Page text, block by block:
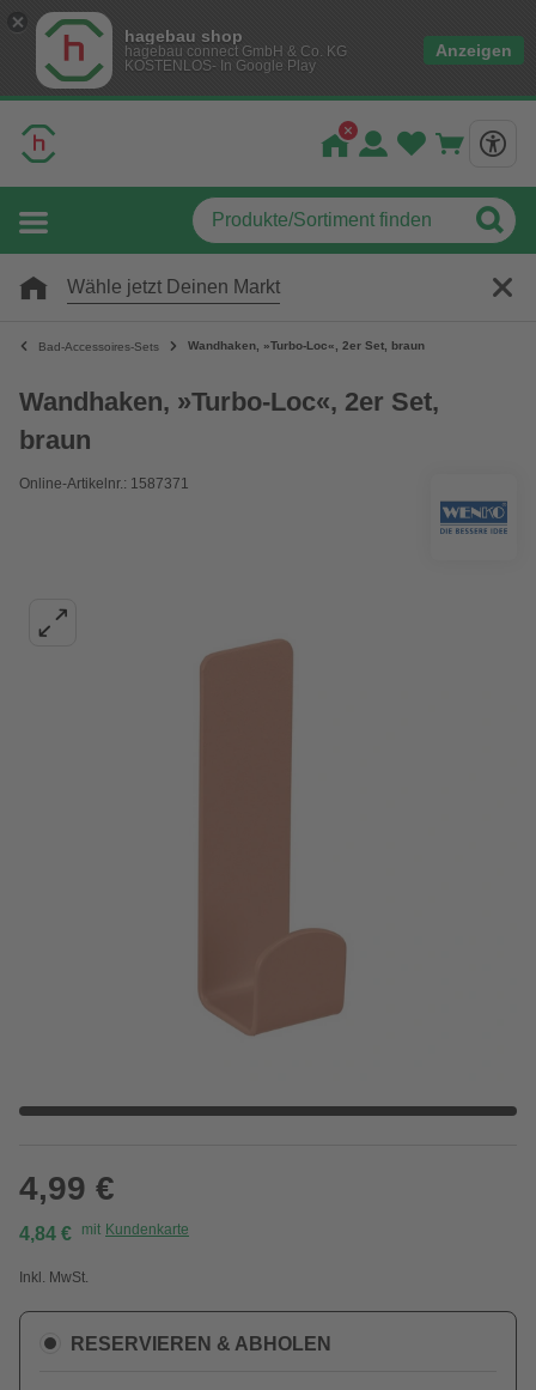
hagebau shop
hagebau connect GmbH & Co. KG
KOSTENLOS- In Google Play
Anzeigen
Wähle jetzt Deinen Markt
Bad-Accessoires-Sets Wandhaken, »Turbo-Loc«, 2er Set, braun
Wandhaken, »Turbo-Loc«, 2er Set,
braun
Online-Artikelnr.: 1587371
4,99 €
4,84 € mit Kundenkarte
Inkl. MwSt.
RESERVIEREN & ABHOLEN